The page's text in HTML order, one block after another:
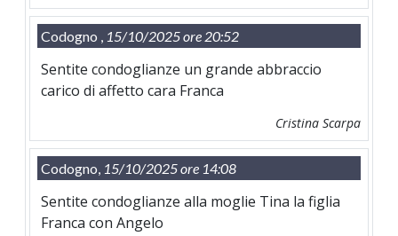
Codogno , 15/10/2025 ore 20:52
Sentite condoglianze un grande abbraccio
carico di affetto cara Franca
Cristina Scarpa
Codogno, 15/10/2025 ore 14:08
Sentite condoglianze alla moglie Tina la figlia
Franca con Angelo